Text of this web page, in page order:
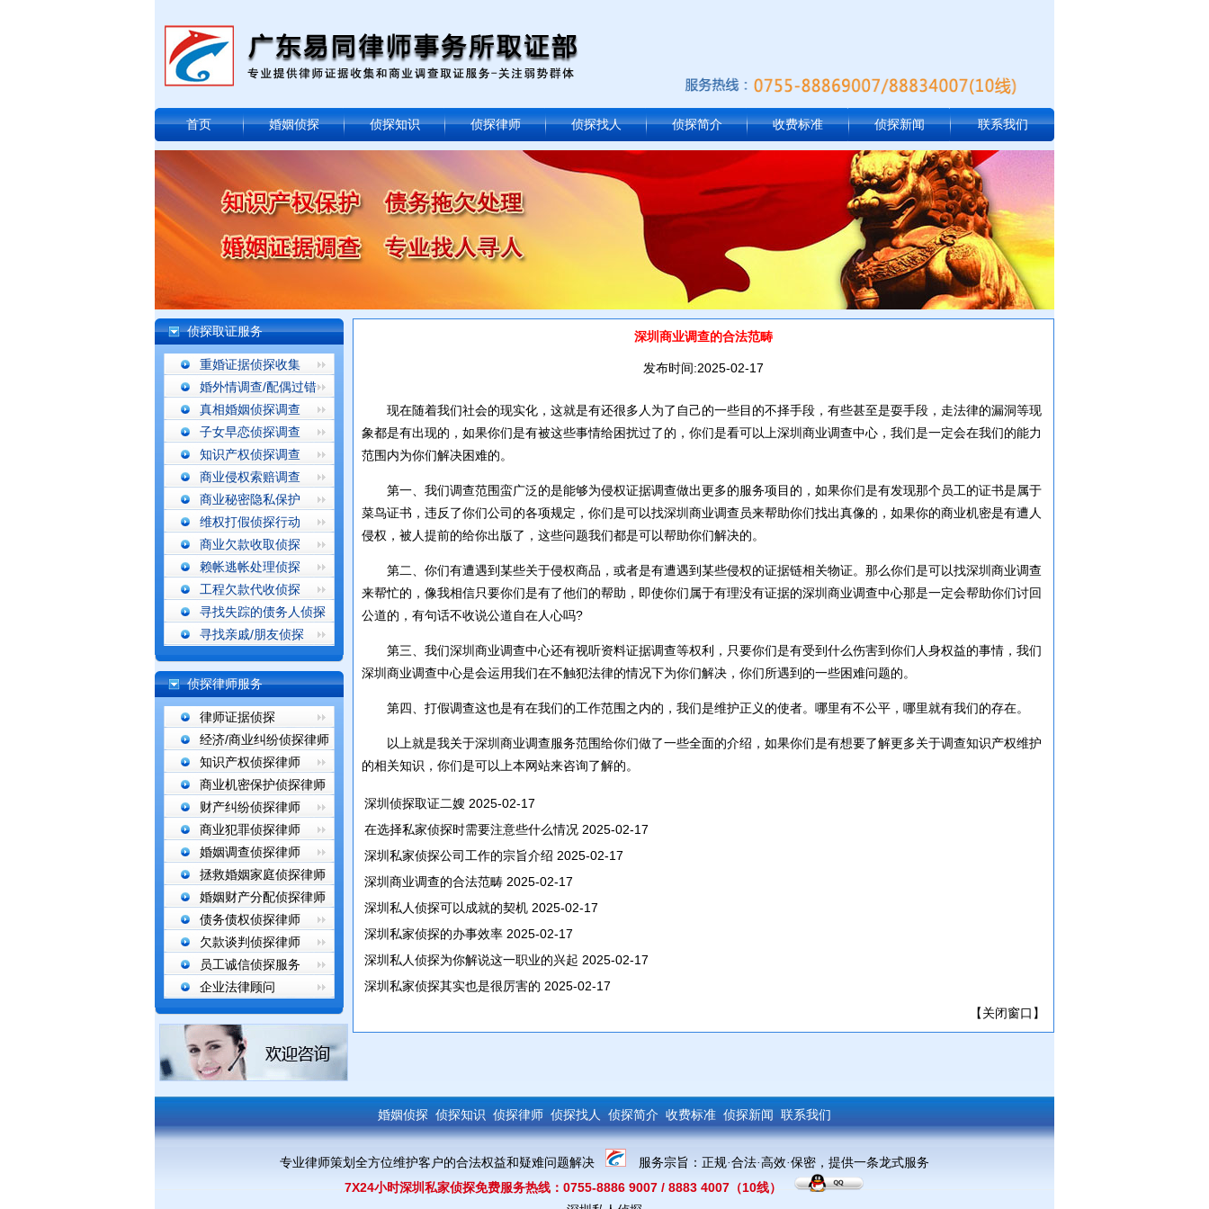
首页 婚姻侦探 侦探知识 侦探律师 侦探找人 侦探简介 收费标准 侦探新闻 联系我们
侦探取证服务
重婚证据侦探收集
婚外情调查/配偶过错
真相婚姻侦探调查
子女早恋侦探调查
知识产权侦探调查
商业侵权索赔调查
商业秘密隐私保护
维权打假侦探行动
商业欠款收取侦探
赖帐逃帐处理侦探
工程欠款代收侦探
寻找失踪的债务人侦探
寻找亲戚/朋友侦探
侦探律师服务
律师证据侦探
经济/商业纠纷侦探律师
知识产权侦探律师
商业机密保护侦探律师
财产纠纷侦探律师
商业犯罪侦探律师
婚姻调查侦探律师
拯救婚姻家庭侦探律师
婚姻财产分配侦探律师
债务债权侦探律师
欠款谈判侦探律师
员工诚信侦探服务
企业法律顾问
深圳商业调查的合法范畴
发布时间:2025-02-17
现在随着我们社会的现实化，这就是有还很多人为了自己的一些目的不择手段，有些甚至是耍手段，走法律的漏洞等现
象都是有出现的，如果你们是有被这些事情给困扰过了的，你们是看可以上深圳商业调查中心，我们是一定会在我们的能力
范围内为你们解决困难的。
第一、我们调查范围蛮广泛的是能够为侵权证据调查做出更多的服务项目的，如果你们是有发现那个员工的证书是属于
菜鸟证书，违反了你们公司的各项规定，你们是可以找深圳商业调查员来帮助你们找出真像的，如果你的商业机密是有遭人
侵权，被人提前的给你出版了，这些问题我们都是可以帮助你们解决的。
第二、你们有遭遇到某些关于侵权商品，或者是有遭遇到某些侵权的证据链相关物证。那么你们是可以找深圳商业调查
来帮忙的，像我相信只要你们是有了他们的帮助，即使你们属于有理没有证据的深圳商业调查中心那是一定会帮助你们讨回
公道的，有句话不收说公道自在人心吗?
第三、我们深圳商业调查中心还有视听资料证据调查等权利，只要你们是有受到什么伤害到你们人身权益的事情，我们
深圳商业调查中心是会运用我们在不触犯法律的情况下为你们解决，你们所遇到的一些困难问题的。
第四、打假调查这也是有在我们的工作范围之内的，我们是维护正义的使者。哪里有不公平，哪里就有我们的存在。
以上就是我关于深圳商业调查服务范围给你们做了一些全面的介绍，如果你们是有想要了解更多关于调查知识产权维护
的相关知识，你们是可以上本网站来咨询了解的。
深圳侦探取证二嫂 2025-02-17
在选择私家侦探时需要注意些什么情况 2025-02-17
深圳私家侦探公司工作的宗旨介绍 2025-02-17
深圳商业调查的合法范畴 2025-02-17
深圳私人侦探可以成就的契机 2025-02-17
深圳私家侦探的办事效率 2025-02-17
深圳私人侦探为你解说这一职业的兴起 2025-02-17
深圳私家侦探其实也是很厉害的 2025-02-17
【关闭窗口】
婚姻侦探 侦探知识 侦探律师 侦探找人 侦探简介 收费标准 侦探新闻 联系我们
专业律师策划全方位维护客户的合法权益和疑难问题解决 服务宗旨： 正规·合法·高效·保密，提供一条龙式服务
7X24小时深圳私家侦探免费服务热线：0755-8886 9007 / 8883 4007 （10线）